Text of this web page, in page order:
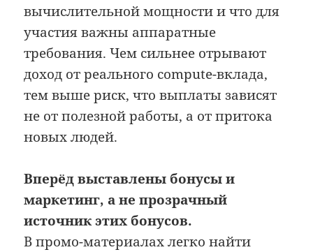
вычислительной мощности и что для
участия важны аппаратные
требования. Чем сильнее отрывают
доход от реального compute-вклада,
тем выше риск, что выплаты зависят
не от полезной работы, а от притока
новых людей.
Вперёд выставлены бонусы и
маркетинг, а не прозрачный
источник этих бонусов.
В промо-материалах легко найти